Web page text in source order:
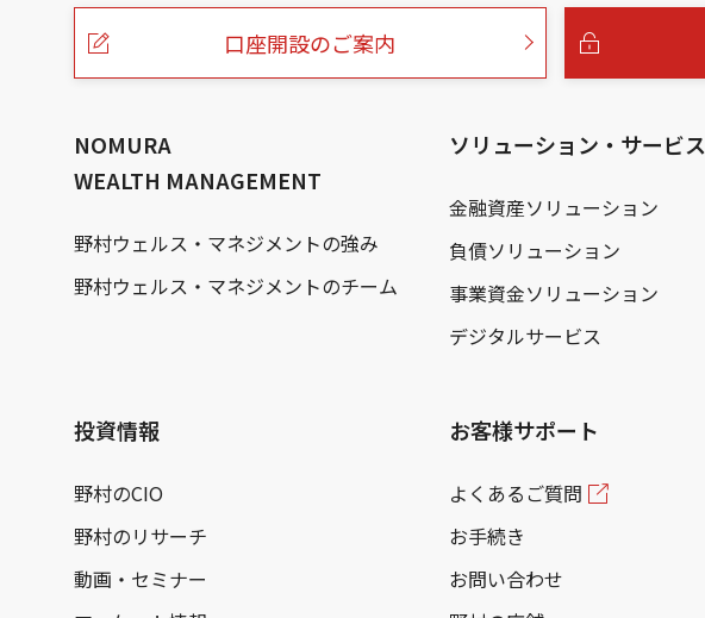
口座開設のご案内
NOMURA
WEALTH MANAGEMENT
野村ウェルス・マネジメントの強み
野村ウェルス・マネジメントのチーム
ソリューション・サービス
金融資産ソリューション
負債ソリューション
事業資金ソリューション
デジタルサービス
投資情報
野村のCIO
野村のリサーチ
動画・セミナー
お客様サポート
よくあるご質問
お手続き
お問い合わせ